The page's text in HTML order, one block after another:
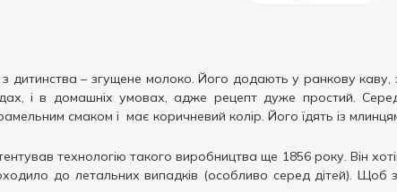
дитинства – згущене молоко. Його додають у ранкову
і в домашніх умовах, адже рецепт дуже простий.
смаком і має коричневий колір. Його їдять із
технологію такого виробництва ще 1856 року. Він
до летальних випадків (особливо серед дітей). Щоб